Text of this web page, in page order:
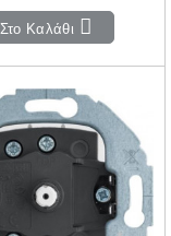
Στο Καλάθι